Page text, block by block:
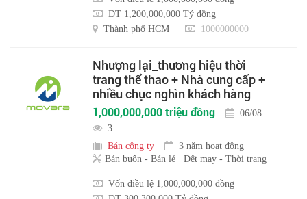
DT 1,200,000,000 Tỷ đồng
Thành phố HCM
1000000000
Nhượng lại_thương hiệu thời
trang thể thao + Nhà cung cấp +
nhiều chục nghìn khách hàng
1,000,000,000 triệu đồng
06/08
3
Bán công ty
3 năm hoạt động
Bán buôn - Bán lẻ
Dệt may - Thời trang
Vốn điều lệ 1,000,000,000 đồng